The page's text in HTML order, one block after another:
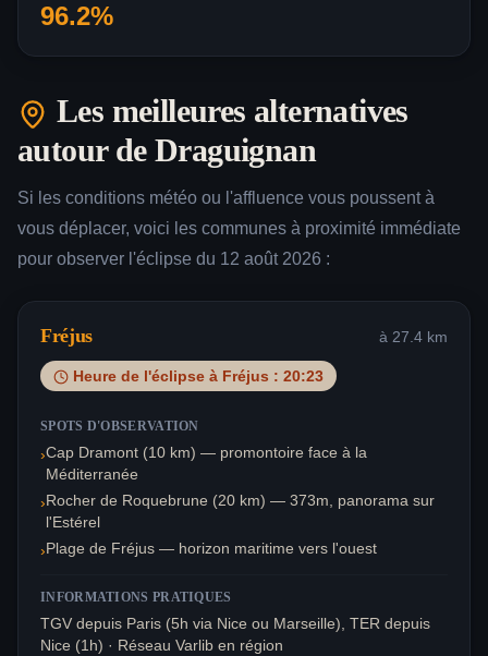
96.2%
Les meilleures alternatives
autour deDraguignan
Si les conditions météo ou l'affluence vous poussent à
vous déplacer, voici les communes à proximité immédiate
pour observer l'éclipse du 12 août 2026 :
Fréjus à 27.4 km
Heure de l'éclipse à Fréjus : 20:23
SPOTS D'OBSERVATION
›Cap Dramont (10 km) — promontoire face à la
Méditerranée
›Rocher de Roquebrune (20 km) — 373m, panorama sur
l'Estérel
›Plage de Fréjus — horizon maritime vers l'ouest
INFORMATIONS PRATIQUES
TGV depuis Paris (5h via Nice ou Marseille), TER depuis
Nice (1h) · Réseau Varlib en région